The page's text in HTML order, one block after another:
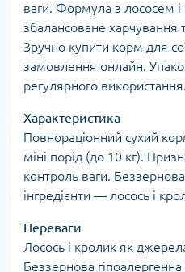
ваги. Формула з лососем
збалансоване харчування
Зручно купити корм для
замовлення онлайн.
регулярного використання.
Характеристика
Повнораціонний сухий
міні порід (до 10 кг).
контроль ваги.
інгредієнти — лосось і
Переваги
Лосось і кролик як
Беззернова